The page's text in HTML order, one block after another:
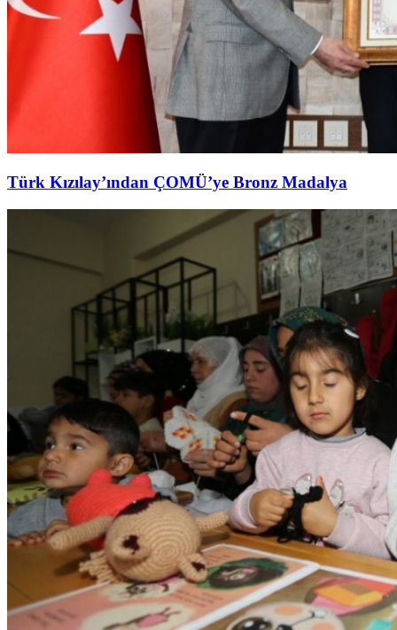
Türk Kızılay’ından ÇOMÜ’ye Bronz Madalya